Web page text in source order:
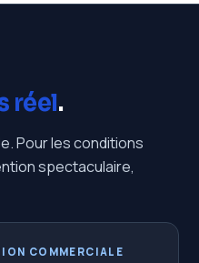
réel.
Pour les conditions
spectaculaire,
COMMERCIALE